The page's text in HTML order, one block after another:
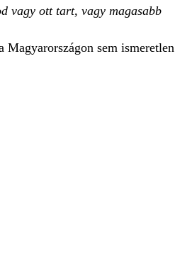
vagy ott tart, vagy magasabb
Magyarországon sem ismeretlen